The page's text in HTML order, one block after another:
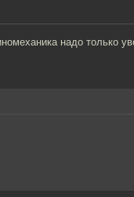
надо только